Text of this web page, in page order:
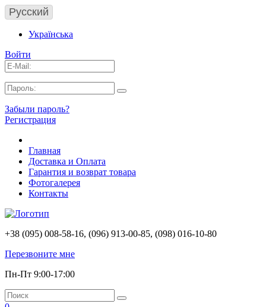
Русский
Українська
Войти
Забыли пароль?
Регистрация
Главная
Доставка и Оплата
Гарантия и возврат товара
Фотогалерея
Контакты
+38 (095) 008-58-16, (096) 913-00-85, (098) 016-10-80
Перезвоните мне
Пн-Пт 9:00-17:00